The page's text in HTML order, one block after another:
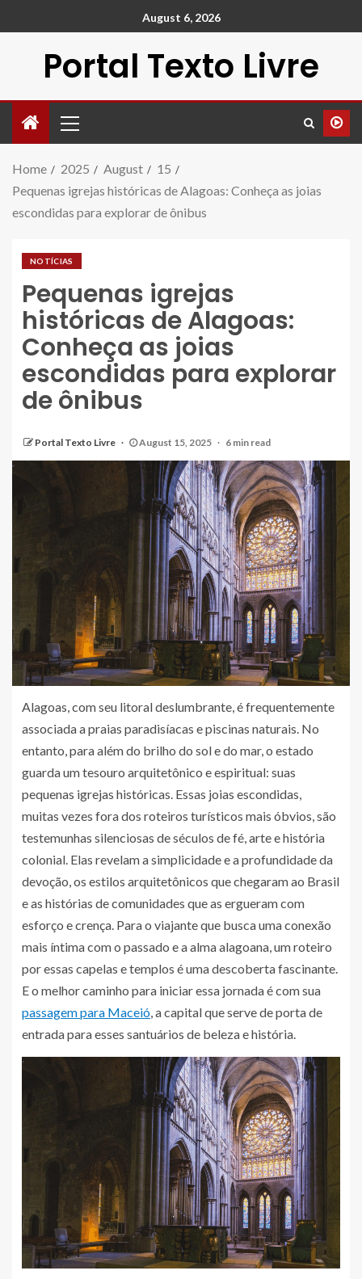
August 6, 2026
Portal Texto Livre
Home 2025 August
15
Pequenas igrejas históricas de Alagoas: Conheça as joias
escondidas para explorar de ônibus
NOTÍCIAS
Pequenas igrejas
históricas de Alagoas:
Conheça as joias
escondidas para explorar
de ônibus
Portal Texto Livre August 15, 2025 6 min read
Alagoas, com seu litoral deslumbrante, é frequentemente
associada a praias paradisíacas e piscinas naturais. No
entanto, para além do brilho do sol e do mar, o estado
guarda um tesouro arquitetônico e espiritual: suas
pequenas igrejas históricas. Essas joias escondidas,
muitas vezes fora dos roteiros turísticos mais óbvios, são
testemunhas silenciosas de séculos de fé, arte e história
colonial. Elas revelam a simplicidade e a profundidade da
devoção, os estilos arquitetônicos que chegaram ao Brasil
e as histórias de comunidades que as ergueram com
esforço e crença. Para o viajante que busca uma conexão
mais íntima com o passado e a alma alagoana, um roteiro
por essas capelas e templos é uma descoberta fascinante.
E o melhor caminho para iniciar essa jornada é com sua
passagem para Maceió , a capital que serve de porta de
entrada para esses santuários de beleza e história.